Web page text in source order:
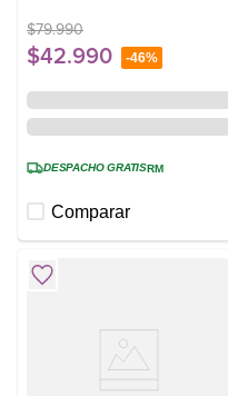
$79.990
$42.990 -46%
DESPACHO GRATISRM
Comparar